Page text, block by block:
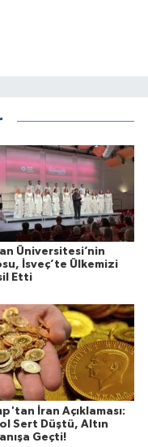
Üniversitesi’nin
İsveç’te Ülkemizi
Etti
İran Açıklaması:
Sert Düştü, Altın
Geçti!